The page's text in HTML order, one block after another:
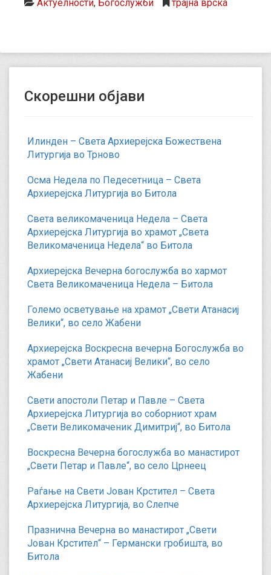
Актуелности, Богослужби трајна врска
Скорешни објави
Илинден – Света Архиерејска Божествена
Литургија во Трново
Осма Недела по Педесетница – Света
Архиерејска Литургија во Битола
Света великомаченица Недела – Света
Архиерејска Литургија во храмот „Света
Великомаченица Недела“ во Битола
Архиерејска Вечерна богослужба во хармот
Света Великомаченица Недела – Битола
Големо осветување на храмот „Свети Атанасиј
Велики“, во село Жабени
Архиерејска Воскресна вечерна Богослужба во
храмот „Свети Атанасиј Велики“, во село
Жабени
Свети апостоли Петар и Павле – Света
Архиерејска Литургија во соборниот храм
„Свети Великомаченик Димитриј“, во Битола
Воскресна Вечерна богослужба во манастирот
„Свети Петар и Павле“, во село Црнеец
Раѓање на Свети Јован Крстител – Света
Архиерејска Литургија, во Слепче
Празнична Вечерна во манастирот „Свети
Јован Крстител“ – Германски гробишта, во
Битола